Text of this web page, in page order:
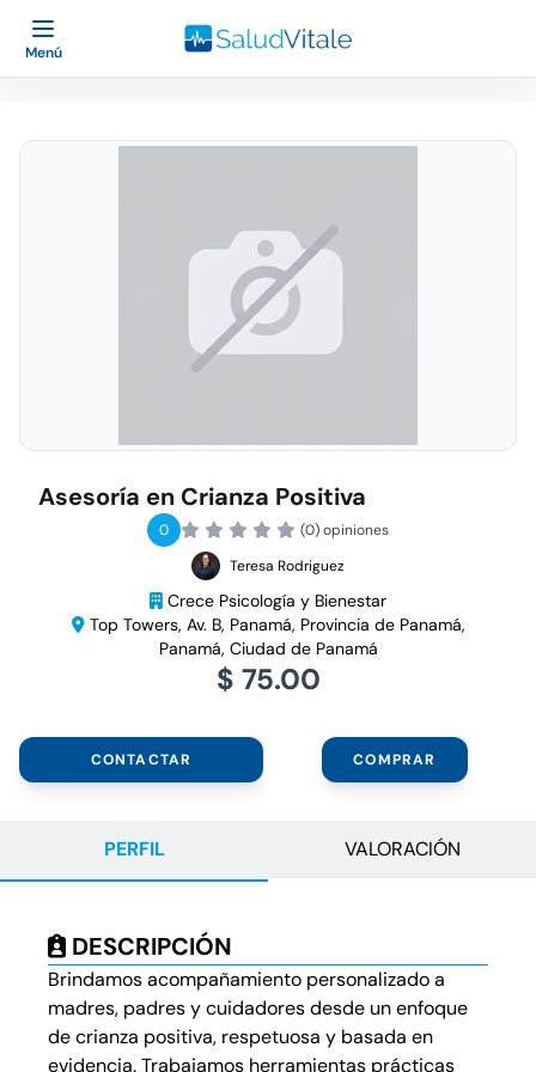
Menú
Asesoría en Crianza Positiva
0
(0) opiniones
Teresa Rodriguez
Crece Psicología y Bienestar
Top Towers, Av. B, Panamá, Provincia de Panamá,
Panamá, Ciudad de Panamá
$ 75.00
CONTACTAR COMPRAR
PERFIL VALORACIÓN
DESCRIPCIÓN
Brindamos acompañamiento personalizado a
madres, padres y cuidadores desde un enfoque
de crianza positiva, respetuosa y basada en
evidencia. Trabajamos herramientas prácticas